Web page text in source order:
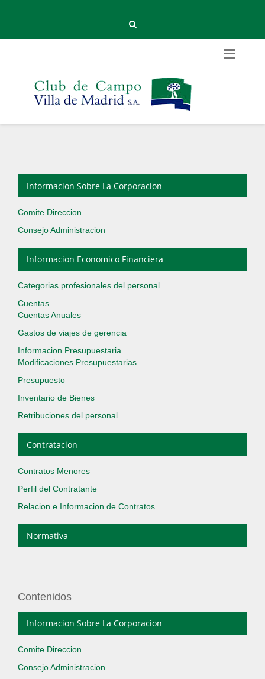
Informacion Sobre La Corporacion
Comite Direccion
Consejo Administracion
Informacion Economico Financiera
Categorias profesionales del personal
Cuentas
Cuentas Anuales
Gastos de viajes de gerencia
Informacion Presupuestaria
Modificaciones Presupuestarias
Presupuesto
Inventario de Bienes
Retribuciones del personal
Contratacion
Contratos Menores
Perfil del Contratante
Relacion e Informacion de Contratos
Normativa
Contenidos
Informacion Sobre La Corporacion
Comite Direccion
Consejo Administracion